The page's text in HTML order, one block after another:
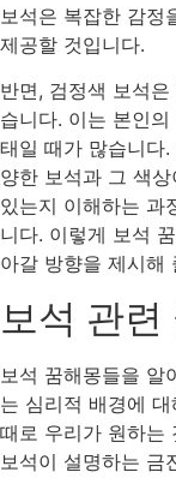
보석은 복잡한 감정
제공할 것입니다.
반면, 검정색 보석
습니다. 이는 본인
태일 때가 많습니다
양한 보석과 그 색
있는지 이해하는 과
니다. 이렇게 보석
아갈 방향을 제시해
보석 관
보석 꿈해몽들을 알
는 심리적 배경에
때로 우리가 원하는
보석이 설명하는 금